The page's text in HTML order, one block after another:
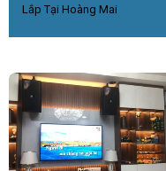
Lắp Tại Hoàng Mai